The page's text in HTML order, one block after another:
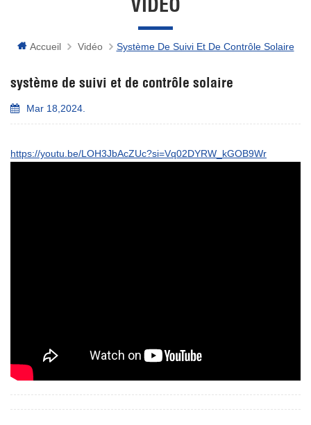
Accueil Vidéo Système De Suivi Et De Contrôle Solaire
système de suivi et de contrôle solaire
Mar 18,2024.
https://youtu.be/LOH3JbAcZUc?si=Vq02DYRW_kGOB9Wr